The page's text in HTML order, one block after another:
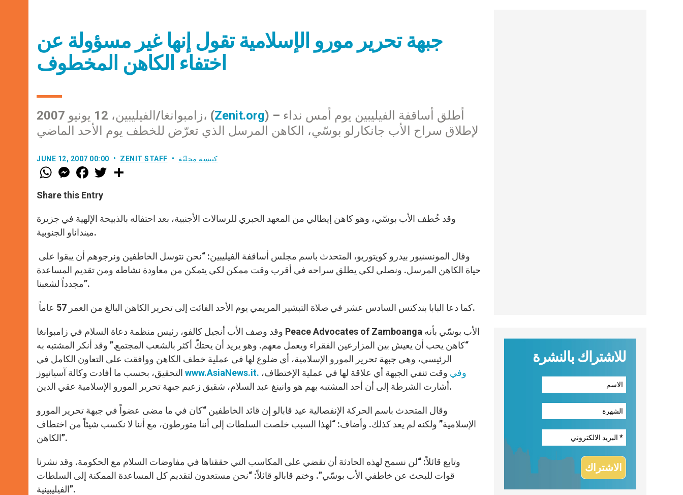
جبهة تحرير مورو الإسلامية تقول إنها غير مسؤولة عن
اختفاء الكاهن المخطوف
زامبوانغا/الفيليبين، 12 يونيو 2007، (Zenit.org) – أطلق أساقفة الفيليبين يوم أمس نداء
لإطلاق سراح الأب جانكارلو بوسّي، الكاهن المرسل الذي تعرّض للخطف يوم الأحد الماضي
JUNE 12, 2007 00:00 ZENIT STAFF كنيسة محليّة
W
h
t
s
p
p
M
e
s
e
g
e
r
F
a
e
b
o
k
w
r
Share this Entry
وقد خُطف الأب بوسّي، وهو كاهن إيطالي من المعهد الحبري للرسالات الأجنبية، بعد احتفاله بالذبيحة الإلهية في جزيرة
مينداناو الجنوبية.
حياة الكاهن المرسل. ونصلي لكي يطلق سراحه في أقرب وقت ممكن لكي يتمكن من معاودة نشاطه ومن تقديم المساعدة
مجدداً لشعبنا”.
كما دعا البابا بندكتس السادس عشر في صلاة التبشير المريمي يوم الأحد الفائت إلى تحرير الكاهن البالغ من العمر 57 عاماً.
وقد وصف الأب أنجيل كالفو، رئيس منظمة دعاة السلام في زامبوانغا Peace Advocates of Zamboanga الأب بوسّي بأنه
“كاهن يحب أن يعيش بين المزارعين الفقراء ويعمل معهم. وهو يريد أن يحتكّ أكثر بالشعب المجتمع.” وقد أنكر المشتبه به
الرئيسي، وهي جبهة تحرير المورو الإسلامية، أي ضلوع لها في عملية خطف الكاهن ووافقت على التعاون الكامل في
www.AsiaNews.it. وفي وقت تنفي الجبهة أي علاقة لها في عملية الإختطاف،
أشارت الشرطة إلى أن أحد المشتبه بهم هو وانينغ عبد السلام، شقيق زعيم جبهة تحرير المورو الإسلامية عقي الدين.
وقال المتحدث باسم الحركة الإنفصالية عيد قابالو إن قائد الخاطفين “كان في ما مضى عضواً في جبهة تحرير المورو
الإسلامية” ولكنه لم يعد كذلك. وأضاف: “لهذا السبب خلصت السلطات إلى أننا متورطون، مع أننا لا نكسب شيئاً من اختطاف
الكاهن”.
وتابع قائلاً: “لن نسمح لهذه الحادثة أن تقضي على المكاسب التي حققناها في مفاوضات السلام مع الحكومة. وقد نشرنا
قوات للبحث عن خاطفي الأب بوسّي”. وختم قابالو قائلاً: “نحن مستعدون لتقديم كل المساعدة الممكنة إلى السلطات
الفيليبينية”.
للاشتراك بالنشرة